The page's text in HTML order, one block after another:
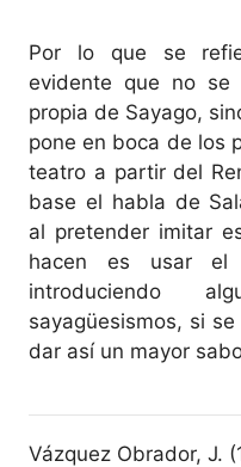
Por lo que se
evidente que no
propia de Sayago,
pone en boca de los
teatro a partir del
base el habla de
al pretender imitar
hacen es usar el
introduciendo
sayagüesismos, si
dar así un mayor
Vázquez Obrador, J.